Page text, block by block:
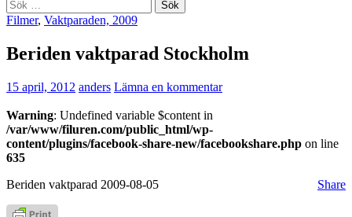
efter:
Filmer, Vaktparaden, 2009
Beriden vaktparad Stockholm
15 april, 2012 anders Lämna en kommentar
Warning: Undefined variable $content in
/var/www/filuren.com/public_html/wp-
content/plugins/facebook-share-new/facebookshare.php on line
635
Share
Beriden vaktparad 2009-08-05